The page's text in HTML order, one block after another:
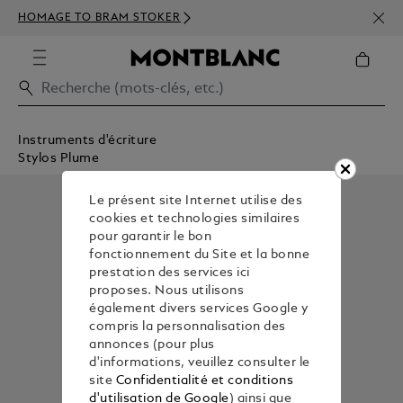
HOMAGE TO BRAM STOKER
350€
Instruments d'écriture
Stylos Plume
Le présent site Internet utilise des
cookies et technologies similaires
pour garantir le bon
fonctionnement du Site et la bonne
prestation des services ici
proposes. Nous utilisons
également divers services Google y
compris la personnalisation des
annonces (pour plus
d'informations, veuillez consulter le
site Confidentialité et conditions
d'utilisation de Google) ainsi que